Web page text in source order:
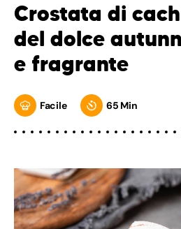
Crostata di
del dolce
e fragrante
Facile 65 Min